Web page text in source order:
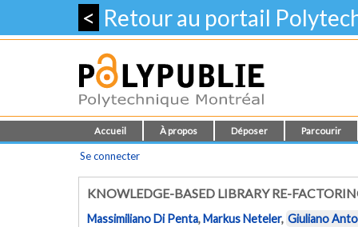
< Retour au portail
Accueil À propos Déposer Parcourir
Se connecter
KNOWLEDGE-BASED LIBRARY RE-
Massimiliano Di Penta,Markus Neteler, Giuliano